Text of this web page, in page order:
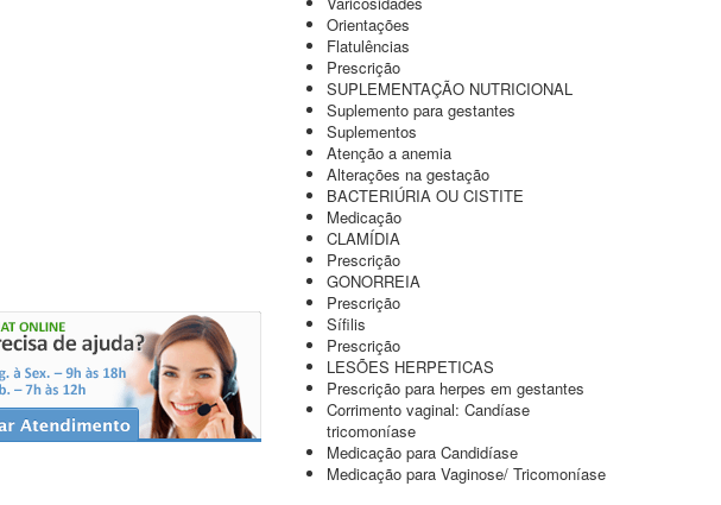
Orientações
Flatulências
Prescrição
SUPLEMENTAÇÃO NUTRICIONAL
Suplemento para gestantes
Suplementos
Atenção a anemia
Alterações na gestação
BACTERIÚRIA OU CISTITE
Medicação
CLAMÍDIA
Prescrição
GONORREIA
Prescrição
Sífilis
Prescrição
LESÕES HERPETICAS
Prescrição para herpes em gestantes
Corrimento vaginal: Candíase
tricomoníase
Medicação para Candidíase
Medicação para Vaginose/ Tricomoníase